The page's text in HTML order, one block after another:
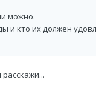
можно.
и кто их должен
расскажи...